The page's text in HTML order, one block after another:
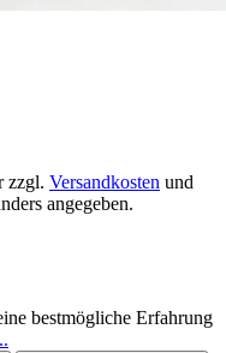
zzgl. Versandkosten und
angegeben.
bestmögliche Erfahrung